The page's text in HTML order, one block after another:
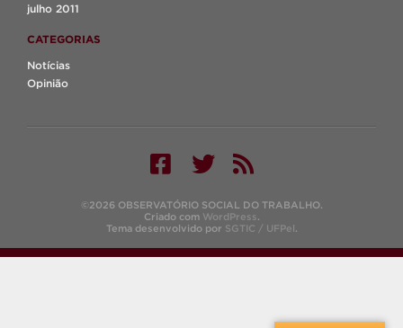
julho 2011
CATEGORIAS
Notícias
Opinião
©2026 OBSERVATÓRIO SOCIAL DO TRABALHO.
Criado com WordPress.
Tema desenvolvido por SGTIC / UFPel .